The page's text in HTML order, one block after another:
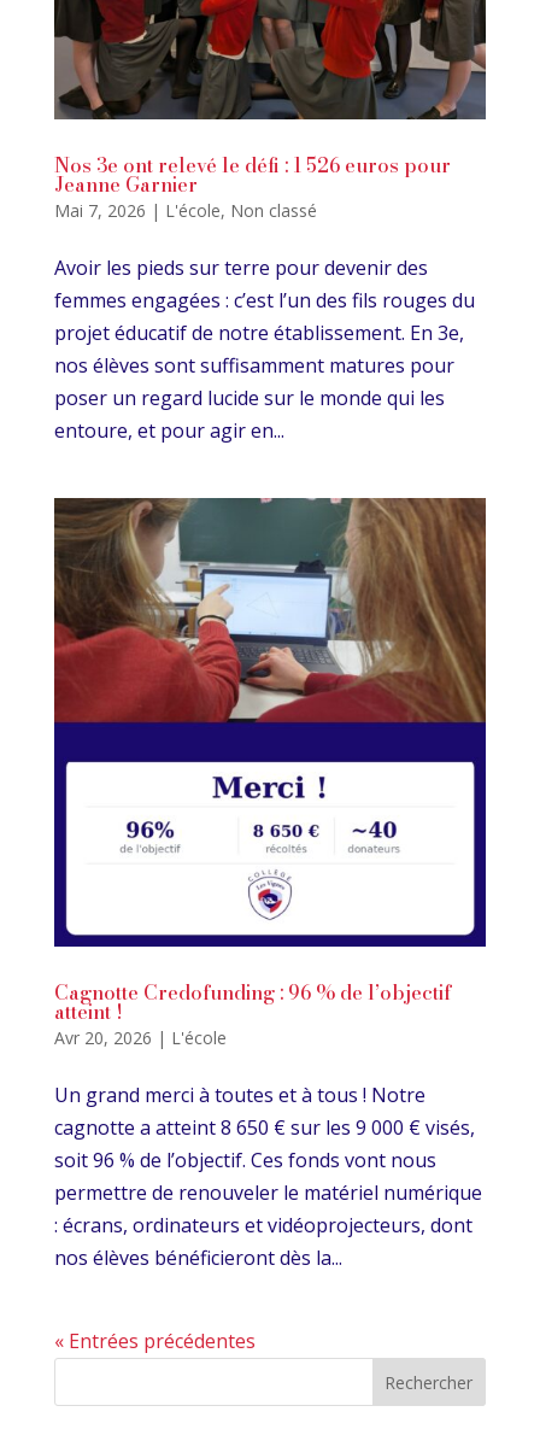
Nos 3e ont relevé le défi : 1 526 euros pour
Jeanne Garnier
Mai 7, 2026 | L'école, Non classé
Avoir les pieds sur terre pour devenir des
femmes engagées : c’est l’un des fils rouges du
projet éducatif de notre établissement. En 3e,
nos élèves sont suffisamment matures pour
poser un regard lucide sur le monde qui les
entoure, et pour agir en...
Cagnotte Credofunding : 96 % de l’objectif
atteint !
Avr 20, 2026 | L'école
Un grand merci à toutes et à tous ! Notre
cagnotte a atteint 8 650 € sur les 9 000 € visés,
soit 96 % de l’objectif. Ces fonds vont nous
permettre de renouveler le matériel numérique
: écrans, ordinateurs et vidéoprojecteurs, dont
nos élèves bénéficieront dès la...
« Entrées précédentes